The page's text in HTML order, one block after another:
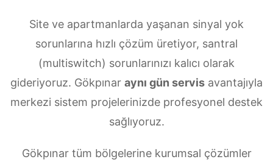
Site ve apartmanlarda yaşanan sinyal yok
sorunlarına hızlı çözüm üretiyor, santral
(multiswitch) sorunlarınızı kalıcı olarak
gideriyoruz. Gökpınar aynı gün servis avantajıyla
merkezi sistem projelerinizde profesyonel destek
sağlıyoruz.
Gökpınar tüm bölgelerine kurumsal çözümler